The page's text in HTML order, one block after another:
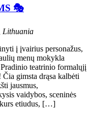
🎭
Lithuania
į įvairius personažus,
menų mokykla
teatrinio formalųjį
gimsta drąsa kalbėti
jausmus,
vaidybos, sceninės
kurs etiudus, […]